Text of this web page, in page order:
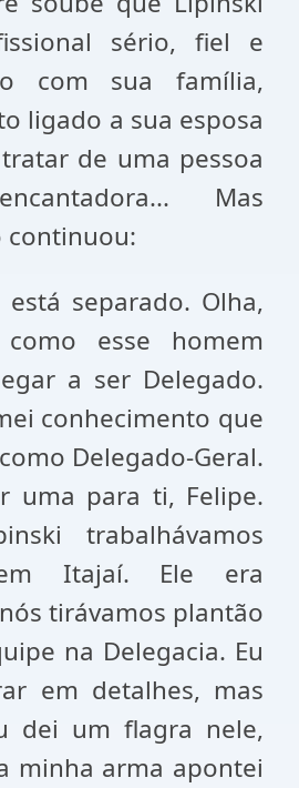
sério, fiel e
com sua família,
ligado a sua esposa
de uma pessoa
Mas
continuou:
separado. Olha,
esse homem
a ser Delegado.
conhecimento que
Delegado-Geral.
uma para ti, Felipe.
trabalhávamos
Itajaí. Ele era
tirávamos plantão
na Delegacia. Eu
em detalhes, mas
dei um flagra nele,
minha arma apontei